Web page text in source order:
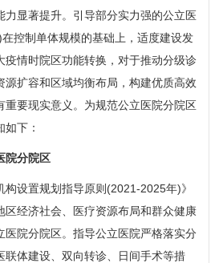
力显著提升。引导部分实力强的公立医
控制单体规模的基础上，适度建设发
疫情时院区功能转换，对于推动分级诊
源扩容和区域均衡布局，构建优质高效
重要现实意义。为规范公立医院分院区
下：
院分院区
设置规划指导原则(2021-2025年)》
区经济社会、医疗资源布局和群众健康
医院分院区。指导公立医院严格落实分
联体建设、双向转诊、日间手术等措